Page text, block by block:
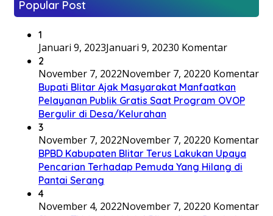
Popular Post
1
Januari 9, 2023Januari 9, 20230 Komentar
2
November 7, 2022November 7, 20220 Komentar
Bupati Blitar Ajak Masyarakat Manfaatkan
Pelayanan Publik Gratis Saat Program OVOP
Bergulir di Desa/Kelurahan
3
November 7, 2022November 7, 20220 Komentar
BPBD Kabupaten Blitar Terus Lakukan Upaya
Pencarian Terhadap Pemuda Yang Hilang di
Pantai Serang
4
November 4, 2022November 7, 20220 Komentar